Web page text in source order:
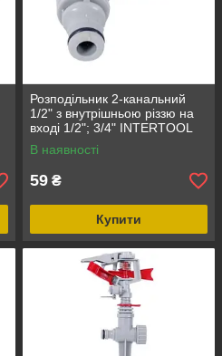
Розподільник 2-канальний
1/2" з внутрішньою різзю на
вході 1/2"; 3/4" INTERTOOL
GE-2003
В наявності
59 ₴
Купити